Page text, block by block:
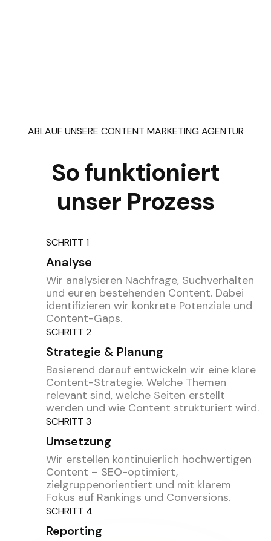
ABLAUF UNSERE CONTENT MARKETING AGENTUR
So funktioniert
unser Prozess
SCHRITT 1
Analyse
Wir analysieren Nachfrage, Suchverhalten
und euren bestehenden Content. Dabei
identifizieren wir konkrete Potenziale und
Content-Gaps.
SCHRITT 2
Strategie & Planung
Basierend darauf entwickeln wir eine klare
Content-Strategie. Welche Themen
relevant sind, welche Seiten erstellt
werden und wie Content strukturiert wird.
SCHRITT 3
Umsetzung
Wir erstellen kontinuierlich hochwertigen
Content – SEO-optimiert,
zielgruppenorientiert und mit klarem
Fokus auf Rankings und Conversions.
SCHRITT 4
Reporting